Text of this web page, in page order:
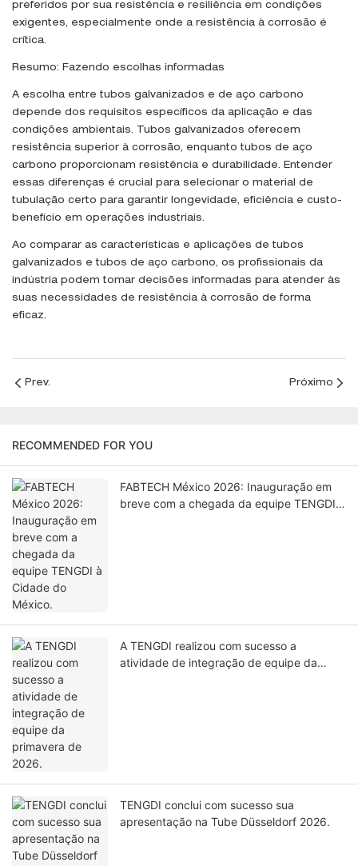
preferidos por sua resistência e resiliência em condições
exigentes, especialmente onde a resistência à corrosão é
crítica.
Resumo: Fazendo escolhas informadas
A escolha entre tubos galvanizados e de aço carbono
depende dos requisitos específicos da aplicação e das
condições ambientais. Tubos galvanizados oferecem
resistência superior à corrosão, enquanto tubos de aço
carbono proporcionam resistência e durabilidade. Entender
essas diferenças é crucial para selecionar o material de
tubulação certo para garantir longevidade, eficiência e custo-
benefício em operações industriais.
Ao comparar as características e aplicações de tubos
galvanizados e tubos de aço carbono, os profissionais da
indústria podem tomar decisões informadas para atender às
suas necessidades de resistência à corrosão de forma
eficaz.
Prev. Próximo
RECOMMENDED FOR YOU
FABTECH México 2026: Inauguração em
breve com a chegada da equipe TENGDI à
A TENGDI realizou com sucesso a
atividade de integração de equipe da
TENGDI conclui com sucesso sua
apresentação na Tube Düsseldorf 2026.